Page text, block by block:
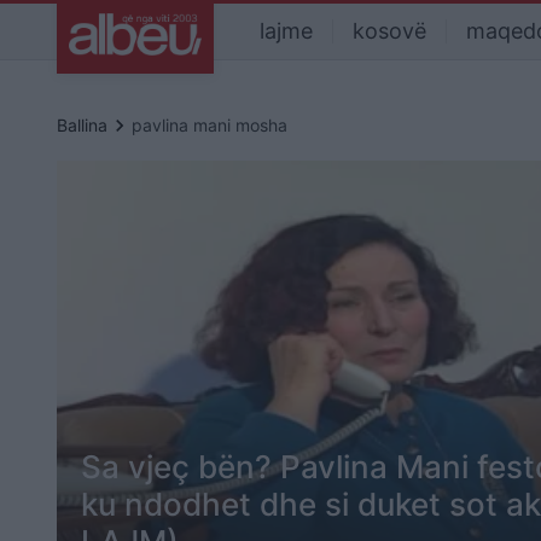
lajme kosovë
Ballina keyboard_arrow_right pavlina mani mosha
Sa vjeç bën? Pavlina Mani
ku ndodhet dhe si duket sot